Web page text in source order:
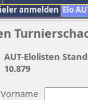
anmelden Elo
Vorname
AUT-Elolisten
10.879